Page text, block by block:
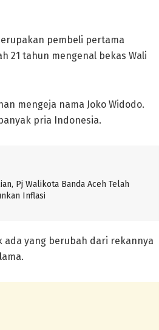
pembeli pertama
21 tahun mengenal bekas Wali
mengeja nama Joko Widodo.
pria Indonesia.
Pj Walikota Banda Aceh Telah
Inflasi
ada yang berubah dari rekannya